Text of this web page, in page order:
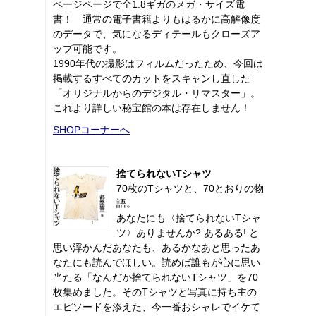
ページページで全1.8ギガのメガ・サイズ電
書！ 通常の電子書籍よりもはるかに高解像度
のデータで、気になるディテールもクローズア
ップ可能です。
1990年代の撮影はフィルムだったため、今回は
掲載するすべてのカットをスキャンし直した
「オリジナルからのデジタル・リマスター」。
これより詳しい秘宝館の本は存在しません！
SHOPコーナーへ
捨てられないTシャツ
70枚のTシャツと、70とおりの物
語。
あなたにも〈捨てられないTシャ
ツ〉ありませんか? あるある! と
思い浮かんだあなたも、あるかなあと思ったあ
なたにも読んでほしい。読めば誰もが心に思い
当たる「なんだか捨てられないTシャツ」を70
枚集めました。そのTシャツと写真に持ち主の
エピソードを添えた、今一番おシャレでイケて